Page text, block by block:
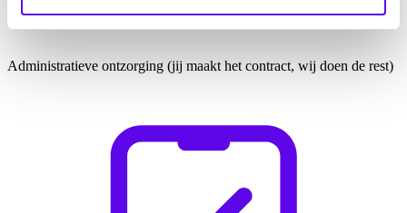
Administratieve ontzorging (jij maakt het contract, wij doen de rest)